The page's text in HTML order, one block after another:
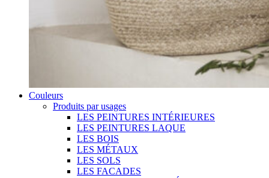
Couleurs
Produits par usages
LES PEINTURES INTÉRIEURES
LES PEINTURES LAQUE
LES BOIS
LES MÉTAUX
LES SOLS
LES FACADES